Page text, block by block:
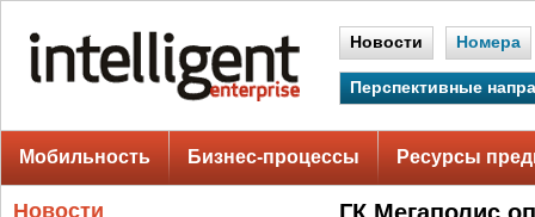
Новости Номера
Перспективные
Мобильность Бизнес-процессы Ресурсы
Новости